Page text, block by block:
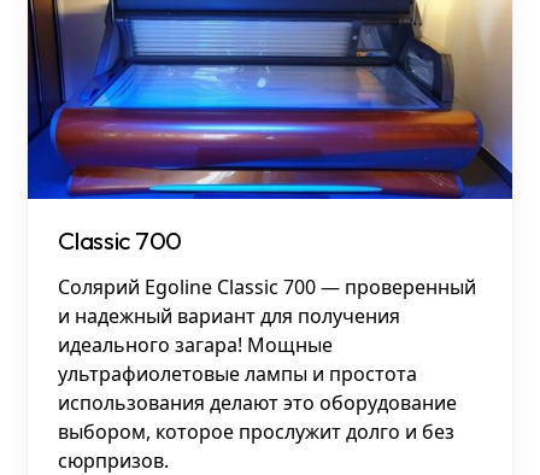
Classic 700
Солярий Egoline Classic 700 — проверенный
и надежный вариант для получения
идеального загара! Мощные
ультрафиолетовые лампы и простота
использования делают это оборудование
выбором, которое прослужит долго и без
сюрпризов.